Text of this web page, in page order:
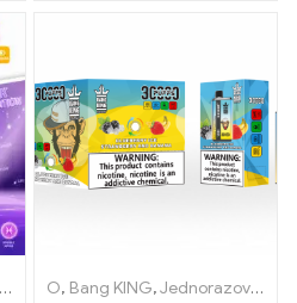
,Jednorazové elektronické
O, Bang KING,Jednorazové elektronické cigarety Litva